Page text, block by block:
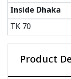
Inside Dhaka
TK 70
Product